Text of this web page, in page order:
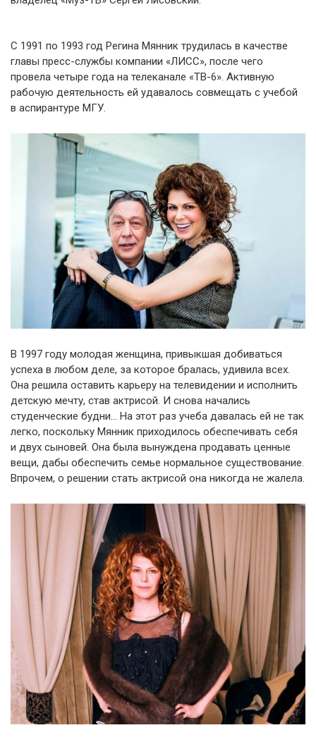
С 1991 по 1993 год Регина Мянник трудилась в качестве
главы пресс-службы компании «ЛИСС», после чего
провела четыре года на телеканале «ТВ-6». Активную
рабочую деятельность ей удавалось совмещать с учебой
в аспирантуре МГУ.
В 1997 году молодая женщина, привыкшая добиваться
успеха в любом деле, за которое бралась, удивила всех.
Она решила оставить карьеру на телевидении и исполнить
детскую мечту, став актрисой. И снова начались
студенческие будни… На этот раз учеба давалась ей не так
легко, поскольку Мянник приходилось обеспечивать себя
и двух сыновей. Она была вынуждена продавать ценные
вещи, дабы обеспечить семье нормальное существование.
Впрочем, о решении стать актрисой она никогда не жалела.